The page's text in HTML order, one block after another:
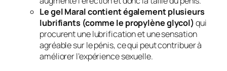
Le gel Maral contient également plusieurs
lubrifiants (comme le propylène glycol) qui
procurent une lubrification et une sensation
agréable sur le pénis, ce qui peut contribuer à
améliorer l’expérience sexuelle.